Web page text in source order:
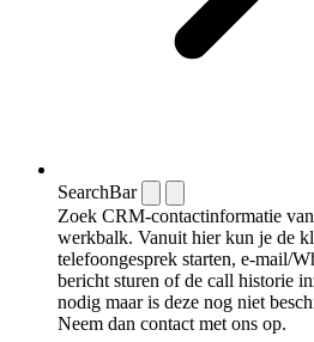
SearchBar
Zoek CRM-contactinformatie
werkbalk. Vanuit hier kun je de
telefoongesprek starten, e-mail/
bericht sturen of de call historie
nodig maar is deze nog niet
Neem dan contact met ons op.